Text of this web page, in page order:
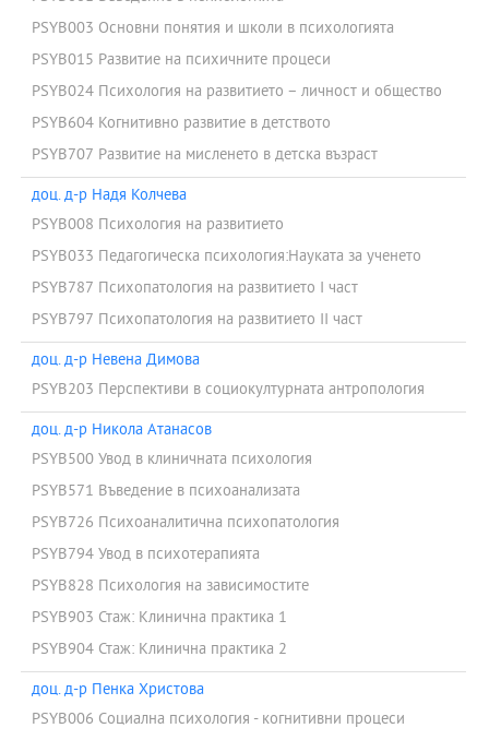
PSYB003 Основни понятия и школи в психологията
PSYB015 Развитие на психичните процеси
PSYB024 Психология на развитието – личност и общество
PSYB604 Когнитивно развитие в детството
PSYB707 Развитие на мисленето в детска възраст
доц. д-р Надя Колчева
PSYB008 Психология на развитието
PSYB033 Педагогическа психология:Науката за ученето
PSYB787 Психопатология на развитието І част
PSYB797 Психопатология на развитието ІІ част
доц. д-р Невена Димова
PSYB203 Перспективи в социокултурната антропология
доц. д-р Никола Атанасов
PSYB500 Увод в клиничната психология
PSYB571 Въведение в психоанализата
PSYB726 Психоаналитична психопатология
PSYB794 Увод в психотерапията
PSYB828 Психология на зависимостите
PSYB903 Стаж: Клинична практика 1
PSYB904 Стаж: Клинична практика 2
доц. д-р Пенка Христова
PSYB006 Социална психология - когнитивни процеси